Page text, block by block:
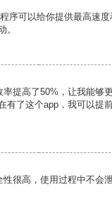
序可以给你提供最高速
。
提高了50%，让我能够
有了这个app，我可以提
性很高，使用过程中不会